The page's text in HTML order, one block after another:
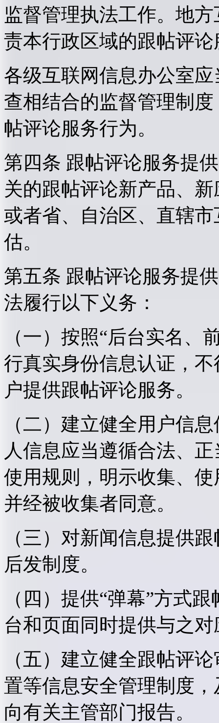
监督管理执法工作。地
责本行政区域的跟帖评
各级互联网信息办公室
查相结合的监督管理制
帖评论服务行为。
第四条 跟帖评论服务提
关的跟帖评论新产品、
或者省、自治区、直辖
估。
第五条 跟帖评论服务提
法履行以下义务：
（一）按照“后台实名、
行真实身份信息认证，
户提供跟帖评论服务。
（二）建立健全用户信
人信息应当遵循合法、
使用规则，明示收集、
并经被收集者同意。
（三）对新闻信息提供
后发制度。
（四）提供“弹幕”方式
台和页面同时提供与之
（五）建立健全跟帖评
置等信息安全管理制度
向有关主管部门报告。